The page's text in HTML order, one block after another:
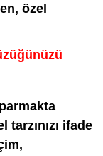
özel
tarzınızı ifade